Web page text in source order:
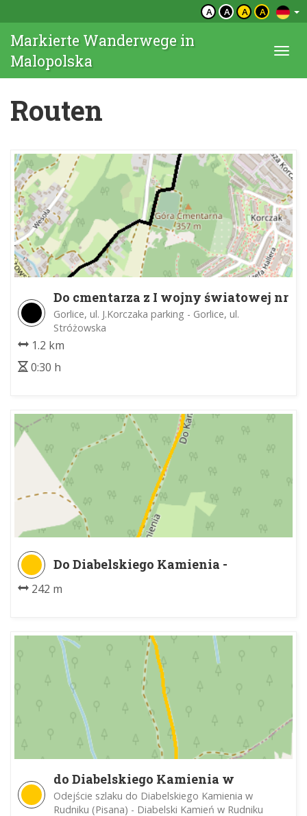
A A A A
Markierte Wanderwege in
Malopolska
Routen
Do cmentarza z I wojny światowej nr
91
Gorlice, ul. J.Korczaka parking - Gorlice, ul.
Stróżowska
1.2 km
0:30 h
Do Diabelskiego Kamienia -
Diabelski Kamień w Pcimiu
242 m
do Diabelskiego Kamienia w
Rudniku
Odejście szlaku do Diabelskiego Kamienia w
Rudniku (Pisana) - Diabelski Kamień w Rudniku